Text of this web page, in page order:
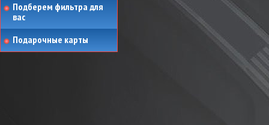
Подберем фильтра для
вас
Подарочные карты